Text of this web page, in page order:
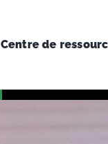
Centre de